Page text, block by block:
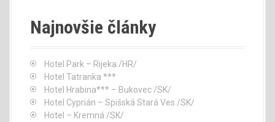
Najnovšie články
Hotel Park – Rijeka /HR/
Hotel Tatranka ***
Hotel Hrabina*** – Bukovec /SK/
Hotel Cyprián – Spišská Stará Ves /SK/
Hotel – Kremná /SK/